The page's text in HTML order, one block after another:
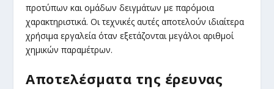
προτύπων και ομάδων δειγμάτων με παρόμοια
χαρακτηριστικά. Οι τεχνικές αυτές αποτελούν ιδιαίτερα
χρήσιμα εργαλεία όταν εξετάζονται μεγάλοι αριθμοί
χημικών παραμέτρων.
Αποτελέσματα της έρευνας